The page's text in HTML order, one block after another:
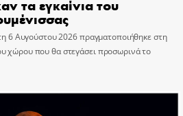
τα εγκαίνια του
6 Αυγούστου 2026 πραγματοποιήθηκε στη
χώρου που θα στεγάσει προσωρινά το